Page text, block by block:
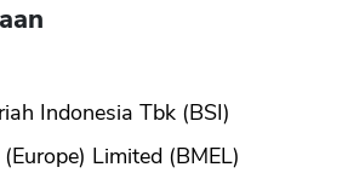
Indonesia Tbk (BSI)
Limited (BMEL)